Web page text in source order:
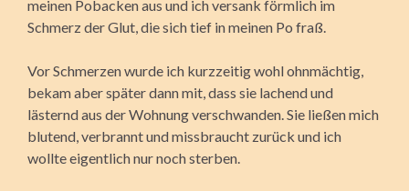
meinen Pobacken aus und ich versank förmlich im
Schmerz der Glut, die sich tief in meinen Po fraß.
Vor Schmerzen wurde ich kurzzeitig wohl ohnmächtig,
bekam aber später dann mit, dass sie lachend und
lästernd aus der Wohnung verschwanden. Sie ließen mich
blutend, verbrannt und missbraucht zurück und ich
wollte eigentlich nur noch sterben.